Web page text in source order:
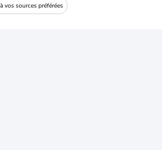
vos sources préférées